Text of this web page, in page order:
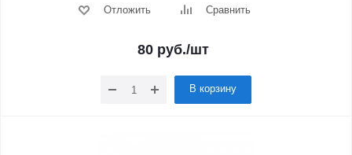
Отложить Сравнить
80 руб./шт
В корзину